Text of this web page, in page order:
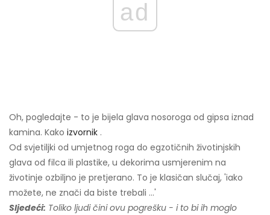
ad
Oh, pogledajte - to je bijela glava nosoroga od gipsa iznad
kamina. Kako izvornik .
Od svjetiljki od umjetnog roga do egzotičnih životinjskih
glava od filca ili plastike, u dekorima usmjerenim na
životinje ozbiljno je pretjerano. To je klasičan slučaj, 'iako
možete, ne znači da biste trebali ...'
Sljedeći: Toliko ljudi čini ovu pogrešku - i to bi ih moglo